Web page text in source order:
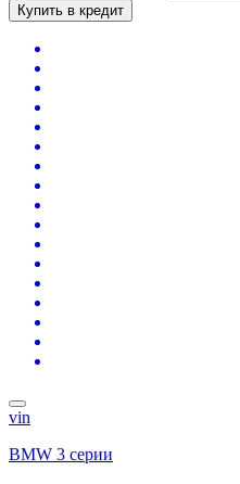
Купить в кредит
vin
BMW 3 серии